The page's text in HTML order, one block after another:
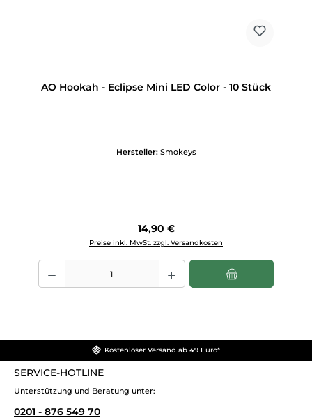
AO Hookah - Eclipse Mini LED Color - 10 Stück
Hersteller: Smokeys
Regulärer Preis:
14,90 €
Preise inkl. MwSt. zzgl. Versandkosten
Produkt Anzahl: Gib den gewünschten Wert ein oder benutze die
Kostenloser Versand ab 49 Euro*
SERVICE-HOTLINE
Unterstützung und Beratung unter:
0201 - 876 549 70